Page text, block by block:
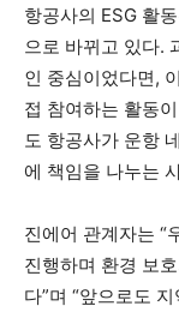
항공사의 ESG 활
으로 바뀌고 있다.
인 중심이었다면,
접 참여하는 활동
도 항공사가 운항
에 책임을 나누는
진에어 관계자는 “
진행하며 환경 보
다”며 “앞으로도